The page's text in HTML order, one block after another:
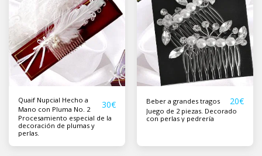
Quaif Nupcial Hecho a
Mano con Pluma No. 2
30€
Procesamiento especial de la
decoración de plumas y
perlas.
Beber a grandes tragos 20€
Juego de 2 piezas. Decorado
con perlas y pedrería